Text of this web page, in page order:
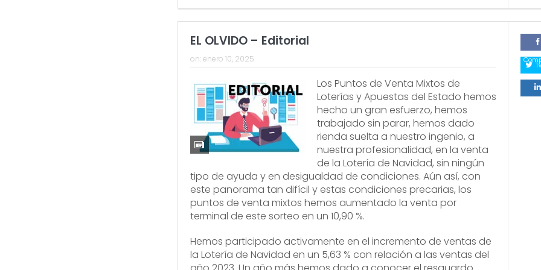
EL OLVIDO – Editorial
on: enero 10, 2025
Los Puntos de Venta Mixtos de
Loterías y Apuestas del Estado hemos
hecho un gran esfuerzo, hemos
trabajado sin parar, hemos dado
rienda suelta a nuestro ingenio, a
nuestra profesionalidad, en la venta
de la Lotería de Navidad, sin ningún
tipo de ayuda y en desigualdad de condiciones. Aún así, con
este panorama tan difícil y estas condiciones precarias, los
puntos de venta mixtos hemos aumentado la venta por
terminal de este sorteo en un 10,90 %.
Hemos participado activamente en el incremento de ventas de
la Lotería de Navidad en un 5,63 % con relación a las ventas del